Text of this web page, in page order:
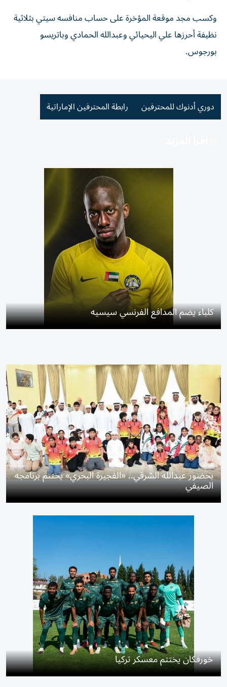
وكسب مجد موقعة المؤخرة على حساب منافسه سيتي بثلاثية
نظيفة أحرزها علي اليحيائي وعبدالله الحمادي وباتريسو
بورجوس.
دوري أدنوك للمحترفين رابطة المحترفين الإماراتية
كلباء يضم المدافع الفرنسي سيسيه
بحضور عبدالله الشرقي.. «الفجيرة البحري» يختتم برنامجه
الصيفي
خورفكان يختتم معسكر تركيا